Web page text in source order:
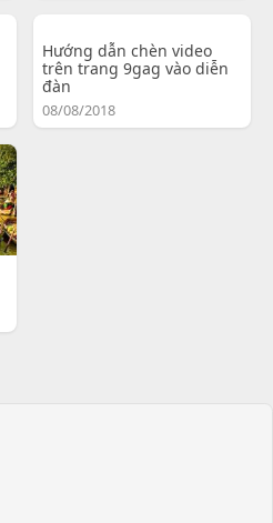
Hướng dẫn chèn video
trên trang 9gag vào diễn
đàn
08/08/2018